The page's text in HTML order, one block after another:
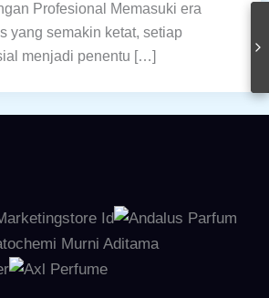
Profesional Memasuki era
yang semakin ketat, setiap
menjadi penentu […]